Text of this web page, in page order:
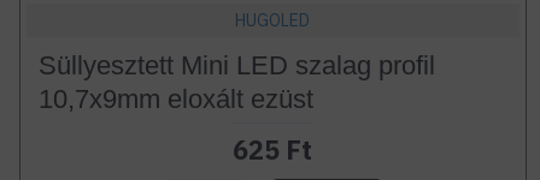
HUGOLED
Süllyesztett Mini LED szalag profil
10,7x9mm eloxált ezüst
625 Ft